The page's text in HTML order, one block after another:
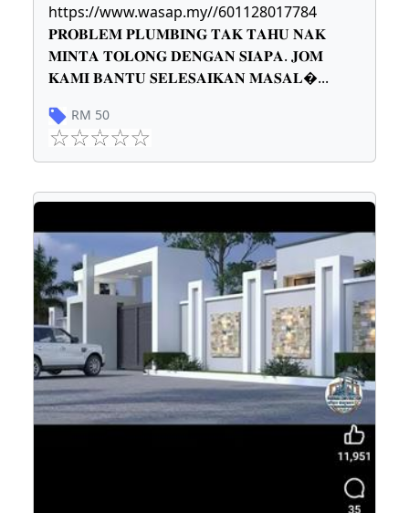
https://www.wasap.my//601128017784
𝐏𝐑𝐎𝐁𝐋𝐄𝐌 𝐏𝐋𝐔𝐌𝐁𝐈𝐍𝐆 𝐓𝐀𝐊 𝐓𝐀𝐇𝐔 𝐍𝐀𝐊
𝐌𝐈𝐍𝐓𝐀 𝐓𝐎𝐋𝐎𝐍𝐆 𝐃𝐄𝐍𝐆𝐀𝐍 𝐒𝐈𝐀𝐏𝐀. 𝐉𝐎𝐌
𝐊𝐀𝐌𝐈 𝐁𝐀𝐍𝐓𝐔 𝐒𝐄𝐋𝐄𝐒𝐀𝐈𝐊𝐀𝐍 𝐌𝐀𝐒𝐀𝐋...
RM 50